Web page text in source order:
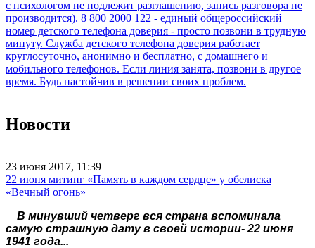
Новости
23 июня 2017, 11:39
22 июня митинг «Память в каждом сердце» у обелиска
«Вечный огонь»
В минувший четверг вся страна вспоминала
самую страшную дату в своей истории- 22 июня
1941 года...